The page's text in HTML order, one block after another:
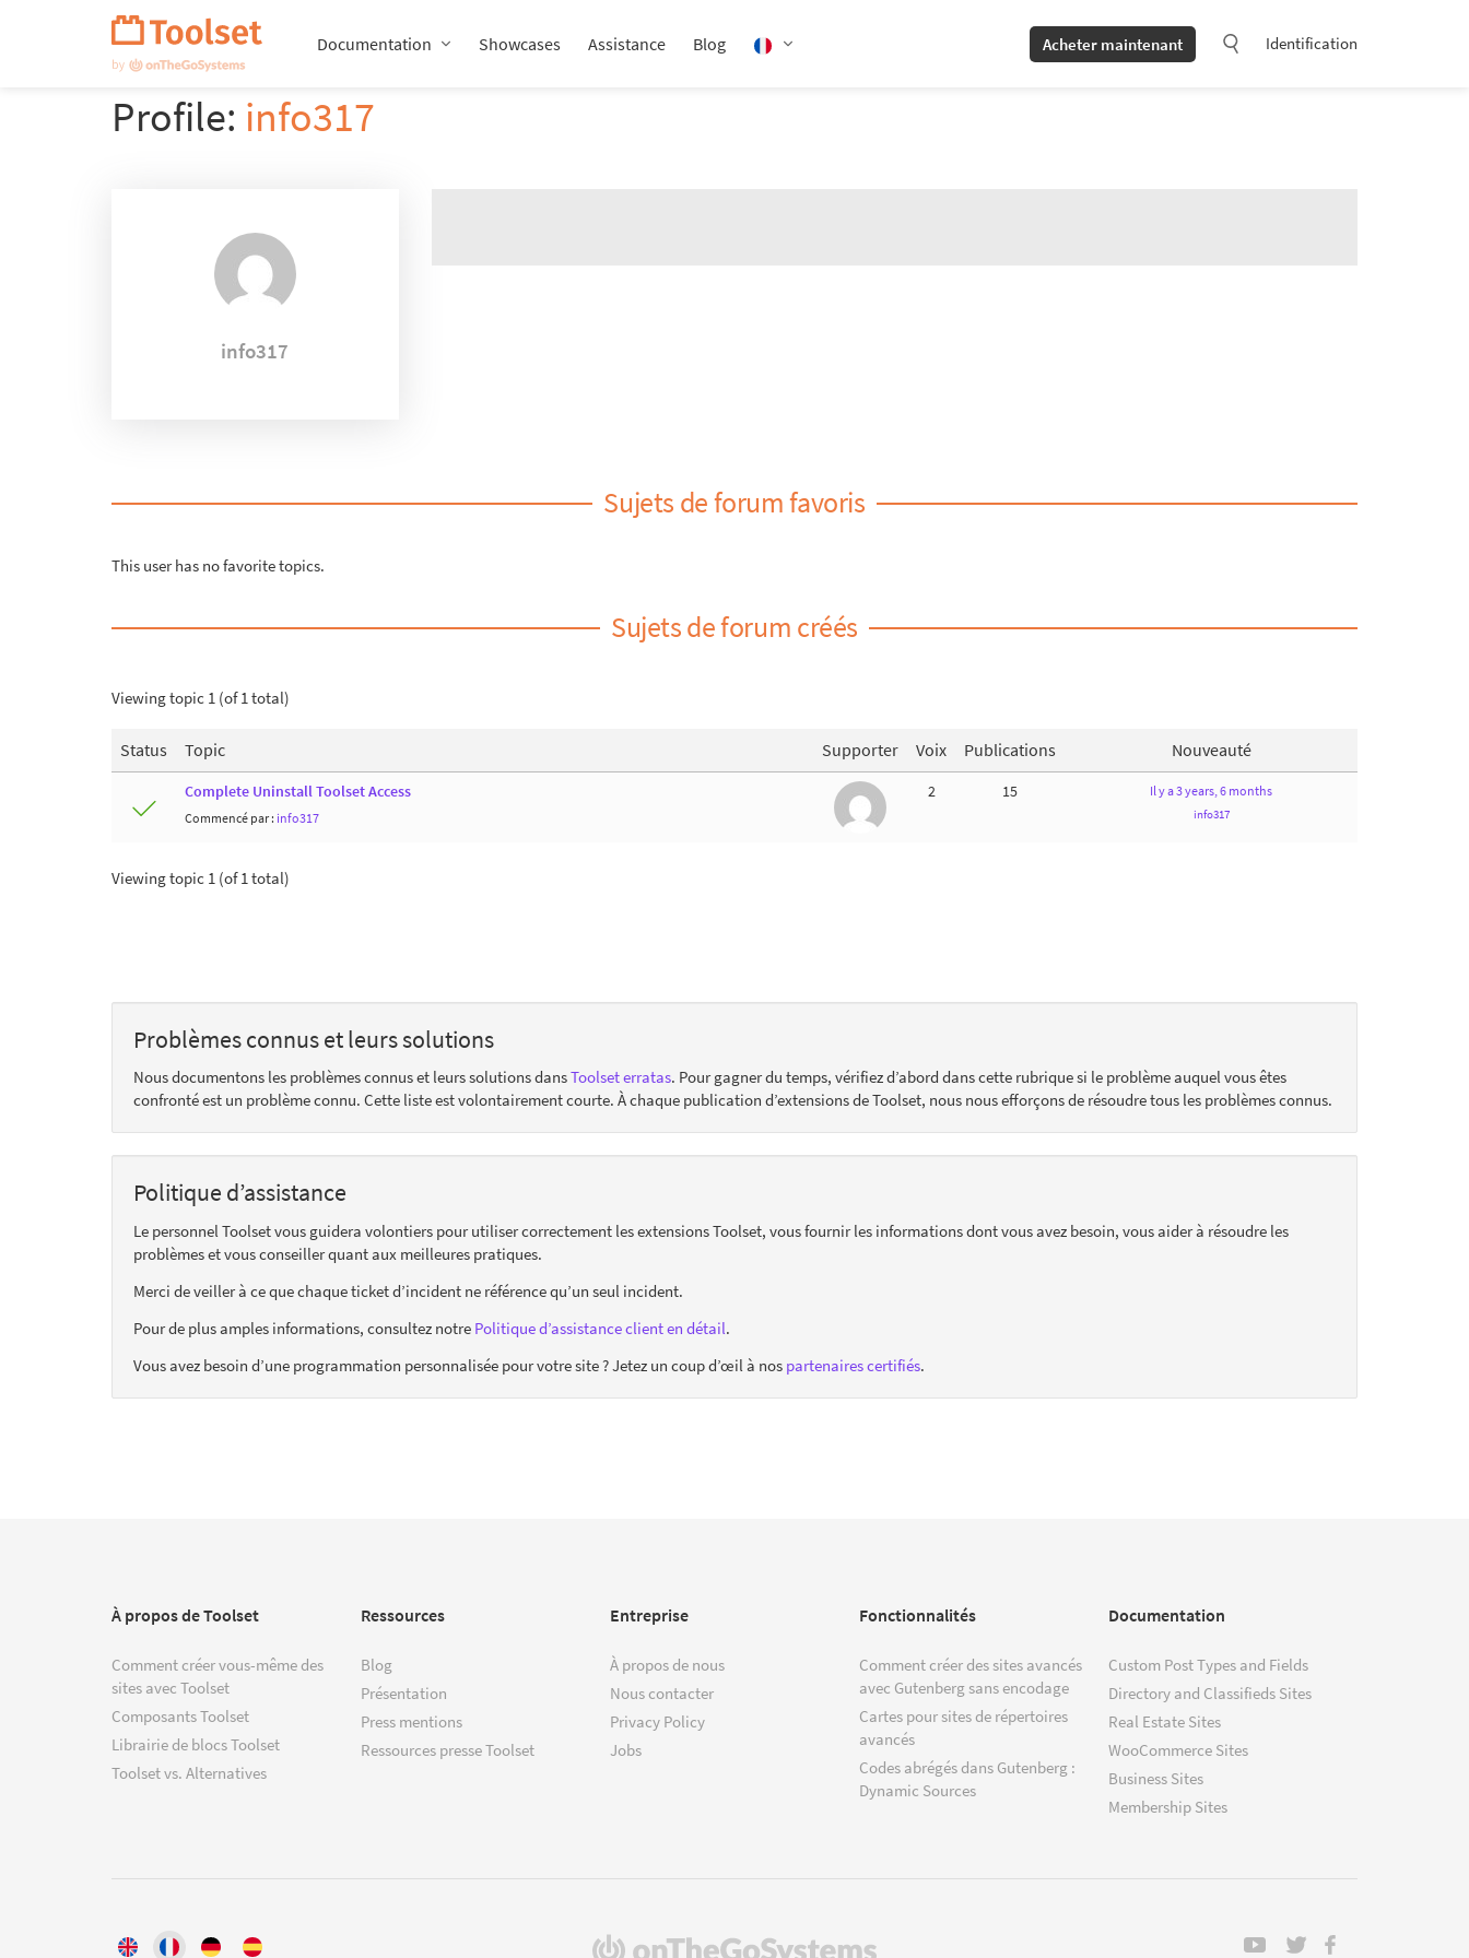
Documentation Showcases Assistance Blog Acheter maintenant Identification
Profile: info317
info317
Sujets de forum favoris
This user has no favorite topics.
Sujets de forum créés
Viewing topic 1 (of 1 total)
Status Topic Supporter Voix Publications Nouveauté
Complete Uninstall Toolset Access
Commencé par : info317
2 15 Il y a 3 years, 6 months
info317
Viewing topic 1 (of 1 total)
Problèmes connus et leurs solutions
Nous documentons les problèmes connus et leurs solutions dansToolset erratas. Pour gagner du temps, vérifiez d’abord dans cette rubrique si le problème auquel vous êtes
confronté est un problème connu. Cette liste est volontairement courte. À chaque publication d’extensions de Toolset, nous nous efforçons de résoudre tous les problèmes connus.
Politique d’assistance
Le personnel Toolset vous guidera volontiers pour utiliser correctement les extensions Toolset, vous fournir les informations dont vous avez besoin, vous aider à résoudre les
problèmes et vous conseiller quant aux meilleures pratiques.
Merci de veiller à ce que chaque ticket d’incident ne référence qu’un seul incident.
Pour de plus amples informations, consultez notre Politique d’assistance client en détail.
Vous avez besoin d’une programmation personnalisée pour votre site ? Jetez un coup d’œil à nos partenaires certifiés.
À propos de Toolset
Comment créer vous-même des
sites avec Toolset
Composants Toolset
Librairie de blocs Toolset
Toolset vs. Alternatives
Ressources
Blog
Présentation
Press mentions
Ressources presse Toolset
Entreprise
À propos de nous
Nous contacter
Privacy Policy
Jobs
Fonctionnalités
Comment créer des sites avancés
avec Gutenberg sans encodage
Cartes pour sites de répertoires
avancés
Codes abrégés dans Gutenberg :
Dynamic Sources
Documentation
Custom Post Types and Fields
Directory and Classifieds Sites
Real Estate Sites
WooCommerce Sites
Business Sites
Membership Sites
(s'ouvre